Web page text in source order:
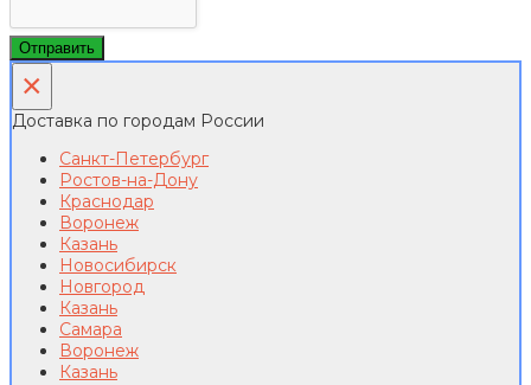
Отправить
×
Доставка по городам России
Санкт-Петербург
Ростов-на-Дону
Краснодар
Воронеж
Казань
Новосибирск
Новгород
Казань
Самара
Воронеж
Казань